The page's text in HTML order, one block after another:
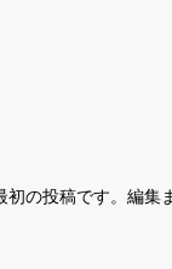
の投稿です。編